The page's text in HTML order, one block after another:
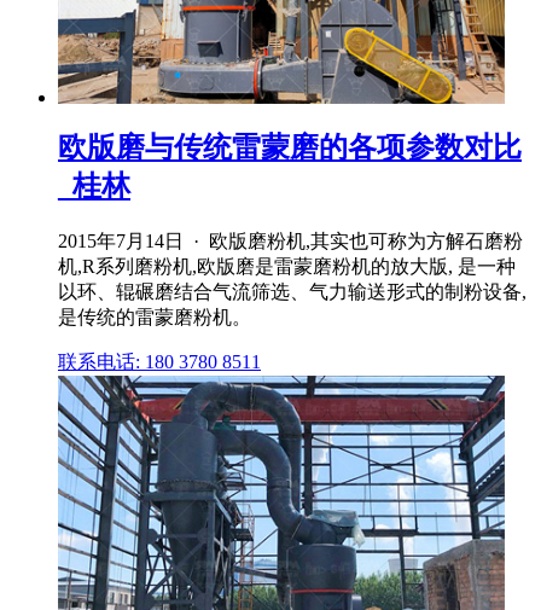
欧版磨与传统雷蒙磨的各项参数对比
_桂林
2015年7月14日 · 欧版磨粉机,其实也可称为方解石磨粉
机,R系列磨粉机,欧版磨是雷蒙磨粉机的放大版, 是一种
以环、辊碾磨结合气流筛选、气力输送形式的制粉设备,
是传统的雷蒙磨粉机。
联系电话: 180 3780 8511